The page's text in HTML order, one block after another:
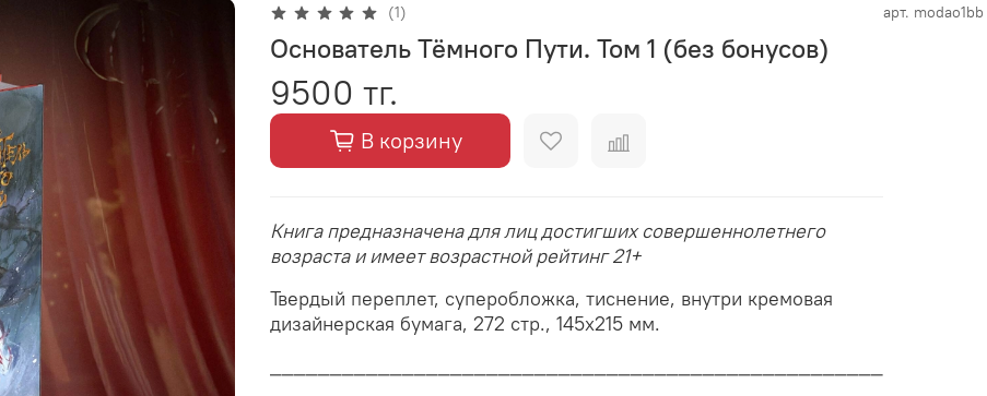
(1) арт. modao1bb
Основатель Тёмного Пути. Том 1 (без бонусов)
9500 тг.
В корзину
Книга предназначена для лиц достигших совершеннолетнего
возраста и имеет возрастной рейтинг 21+
Твердый переплет, суперобложка, тиснение, внутри кремовая
дизайнерская бумага, 272 стр., 145х215 мм.